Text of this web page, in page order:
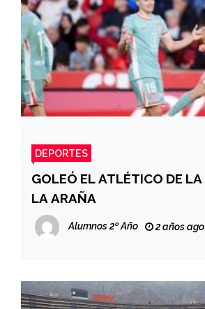
DEPORTES
GOLEÓ EL ATLÉTICO DE LA MANO DE
LA ARAÑA
Alumnos 2º Año 2 años ago